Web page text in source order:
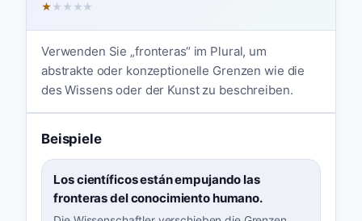
★ ★ ★ ★ ★
Verwenden Sie „fronteras“ im Plural, um
abstrakte oder konzeptionelle Grenzen wie die
des Wissens oder der Kunst zu beschreiben.
Beispiele
Los científicos están empujando las
fronteras del conocimiento humano.